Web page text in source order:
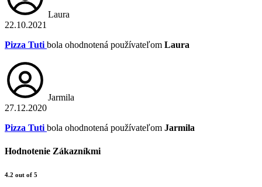
Laura
22.10.2021
Pizza Tuti bola ohodnotená používateľom Laura
Jarmila
27.12.2020
Pizza Tuti bola ohodnotená používateľom Jarmila
Hodnotenie Zákazníkmi
4.2 out of 5